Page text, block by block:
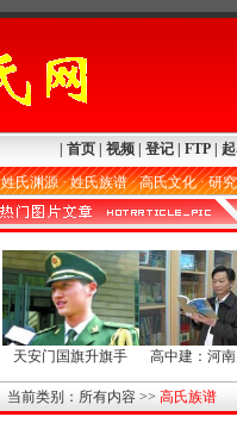
首页 视频 登记 FTP
姓氏渊源 · 姓氏族谱 · 高氏文化 · 研
天安门国旗升旗手 高中建：河
当前类别： 所有内容 >> 高氏族谱